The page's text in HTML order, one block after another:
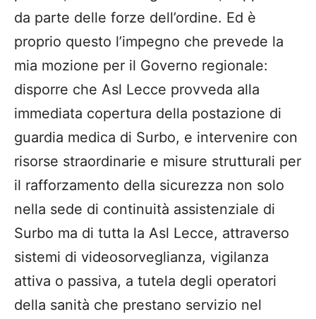
da parte delle forze dell’ordine. Ed è
proprio questo l’impegno che prevede la
mia mozione per il Governo regionale:
disporre che Asl Lecce provveda alla
immediata copertura della postazione di
guardia medica di Surbo, e intervenire con
risorse straordinarie e misure strutturali per
il rafforzamento della sicurezza non solo
nella sede di continuità assistenziale di
Surbo ma di tutta la Asl Lecce, attraverso
sistemi di videosorveglianza, vigilanza
attiva o passiva, a tutela degli operatori
della sanità che prestano servizio nel